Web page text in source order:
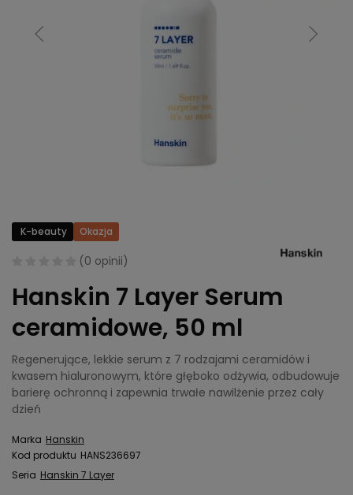
K-beauty Okazja
(0 opinii)
Hanskin 7 Layer Serum
ceramidowe, 50 ml
Regenerujące, lekkie serum z 7 rodzajami ceramidów i
kwasem hialuronowym, które głęboko odżywia, odbudowuje
barierę ochronną i zapewnia trwałe nawilżenie przez cały
dzień
Marka Hanskin
Kod produktu HANS236697
Seria Hanskin 7 Layer